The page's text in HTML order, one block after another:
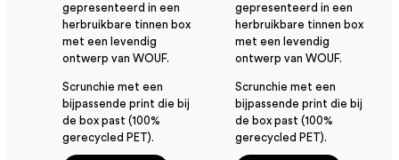
gepresenteerd in een
herbruikbare tinnen box
met een levendig
ontwerp van WOUF.
Scrunchie met een
bijpassende print die bij
de box past (100%
gerecycled PET).
gepresenteerd in een
herbruikbare tinnen box
met een levendig
ontwerp van WOUF.
Scrunchie met een
bijpassende print die bij
de box past (100%
gerecycled PET).